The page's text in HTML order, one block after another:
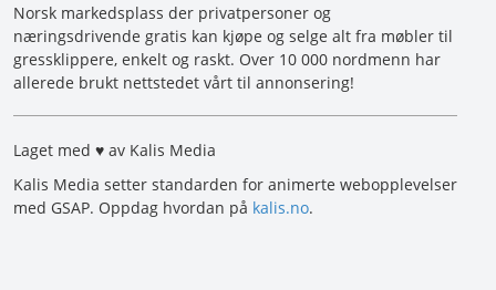
Norsk markedsplass der privatpersoner og
næringsdrivende gratis kan kjøpe og selge alt fra møbler til
gressklippere, enkelt og raskt. Over 10 000 nordmenn har
allerede brukt nettstedet vårt til annonsering!
Laget med ♥ av Kalis Media
Kalis Media setter standarden for animerte webopplevelser
med GSAP. Oppdag hvordan på kalis.no.